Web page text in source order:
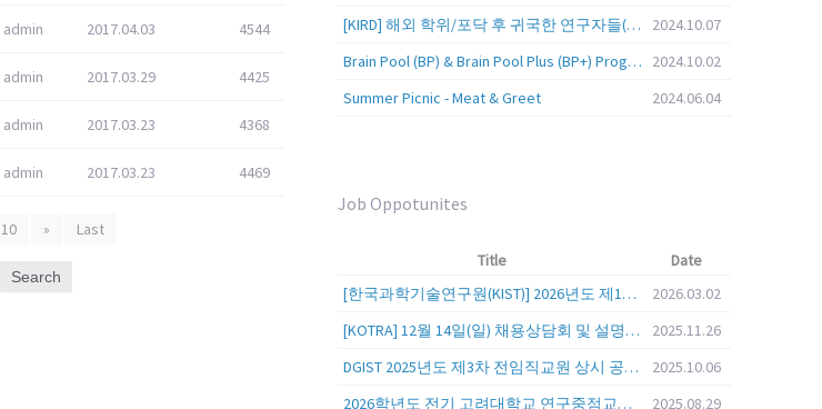
admin 2017.04.03 4544
admin 2017.03.29 4425
admin 2017.03.23 4368
admin 2017.03.23 4469
10 » Last
Search
[KIRD] 해외 학위/포닥 후 귀국한 연구자들(학교, 출연(연), 기업)의 경력개발 경험 공유 줌 세미나 안내
2024.10.07
Brain Pool (BP) & Brain Pool Plus (BP+) Programs
2024.10.02
Summer Picnic - Meat & Greet
2024.06.04
Job Oppotunites
Title
Date
[한국과학기술연구원(KIST)] 2026년도 제1차 연구부문 공개채용 안내
2026.03.02
[KOTRA] 12월 14일(일) 채용상담회 및 설명회를 안내
2025.11.26
DGIST 2025년도 제3차 전임직교원 상시 공개초빙 공고
2025.10.06
2026학년도 전기 고려대학교 연구중점교수 초빙 공고
2025.08.29